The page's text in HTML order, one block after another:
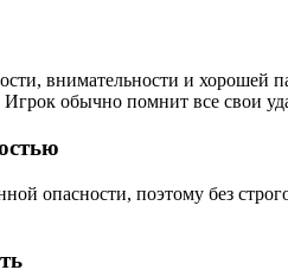
внимательности и
Игрок обычно помнит все свои
опасности, поэтому без